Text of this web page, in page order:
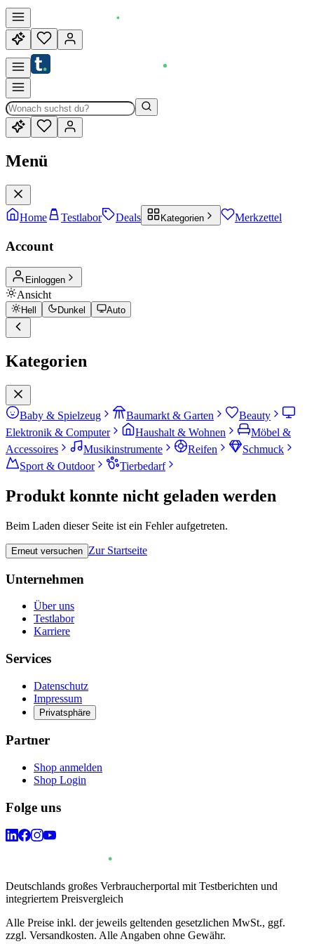
Menü
Home Testlabor Deals Kategorien Merkzettel
Account
Einloggen
Ansicht
Hell Dunkel Auto
Kategorien
Baby & Spielzeug Baumarkt & Garten
Beauty
Elektronik & Computer
Haushalt & Wohnen
Möbel &
Accessoires
Musikinstrumente Reifen
Schmuck
Sport & Outdoor
Tierbedarf
Produkt konnte nicht geladen werden
Beim Laden dieser Seite ist ein Fehler aufgetreten.
Erneut versuchen Zur Startseite
Unternehmen
Über uns
Testlabor
Karriere
Services
Datenschutz
Impressum
Privatsphäre
Partner
Shop anmelden
Shop Login
Folge uns
Deutschlands großes Verbraucherportal mit Testberichten und
integriertem Preisvergleich
Alle Preise inkl. der jeweils geltenden gesetzlichen MwSt., ggf.
zzgl. Versandkosten. Alle Angaben ohne Gewähr.